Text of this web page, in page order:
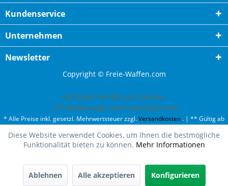
Oh fast ausverkauft!
Lager.
Kundenservice
Unternehmen
Newsletter
Copyright © Freie-Waffen.com
ESC GmbH hat 4,87von 5Sternen
| 791 Bewertungen auf ProvenExpert.com
* Alle Preise inkl. gesetzl. Mehrwertsteuer zzgl.Versandkosten . | ** Gültig ab
50¤ Bestellwert und einmal pro Kunde. | *** Innerhalb Deutschland,
ausgenommen Gefahrgut. Weitere Ländern finden Sie unterVersandkosten
Diese Website verwendet Cookies, um Ihnen die bestmögliche
Funktionalität bieten zu können. Mehr Informationen
Ablehnen Alle akzeptieren Konfigurieren